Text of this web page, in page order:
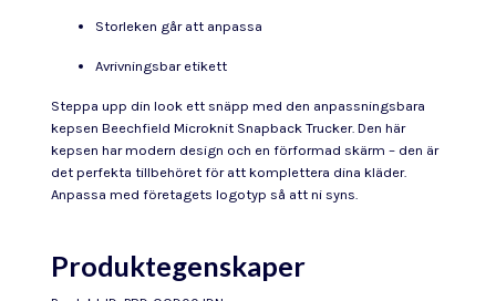
Storleken går att anpassa
Avrivningsbar etikett
Steppa upp din look ett snäpp med den anpassningsbara
kepsen Beechfield Microknit Snapback Trucker. Den här
kepsen har modern design och en förformad skärm – den är
det perfekta tillbehöret för att komplettera dina kläder.
Anpassa med företagets logotyp så att ni syns.
Produktegenskaper